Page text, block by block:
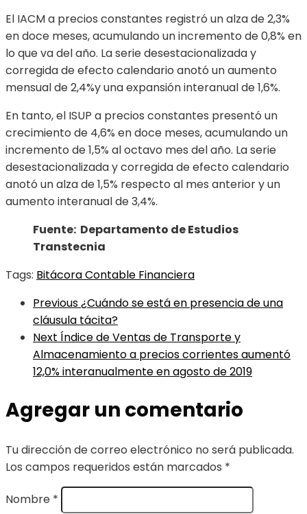
El IACM a precios constantes registró un alza de 2,3%
en doce meses, acumulando un incremento de 0,8% en
lo que va del año. La serie desestacionalizada y
corregida de efecto calendario anotó un aumento
mensual de 2,4%y una expansión interanual de 1,6%.
En tanto, el ISUP a precios constantes presentó un
crecimiento de 4,6% en doce meses, acumulando un
incremento de 1,5% al octavo mes del año. La serie
desestacionalizada y corregida de efecto calendario
anotó un alza de 1,5% respecto al mes anterior y un
aumento interanual de 3,4%.
Fuente: Departamento de Estudios
Transtecnia
Tags: Bitácora Contable Financiera
Previous¿Cuándo se está en presencia de una
cláusula tácita?
Next Índice de Ventas de Transporte y
Almacenamiento a precios corrientes aumentó
12,0% interanualmente en agosto de 2019
Agregar un comentario
Tu dirección de correo electrónico no será publicada.
Los campos requeridos están marcados *
Nombre *